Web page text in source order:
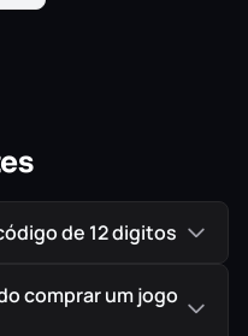
a criar um arsenal
de 12 digitos
comprar um jogo